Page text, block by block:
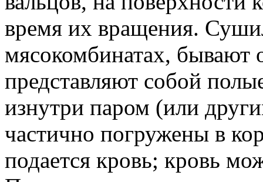
время их вращения.
мясокомбинатах, бывают
представляют собой
изнутри паром (или
частично погружены в
подается кровь; кровь